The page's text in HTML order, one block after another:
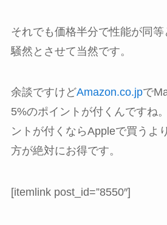
それでも価格半分で性能が同
騒然とさせて当然です。
余談ですけどAmazon.co.jpで
5%のポイントが付くんですね
ントが付くならAppleで買うよ
方が絶対にお得です。
[itemlink post_id=”8550″]